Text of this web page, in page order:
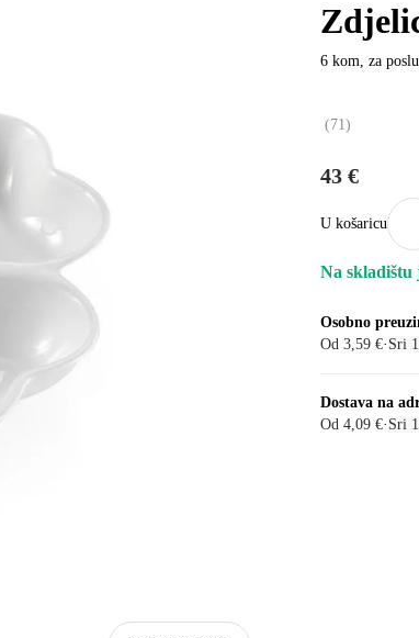
6 kom, za
(71 )
43 €
U košaricu
Na skladištu
Osobno
Od 3,59 €· Sri
Dostava na
Od 4,09 €· Sri